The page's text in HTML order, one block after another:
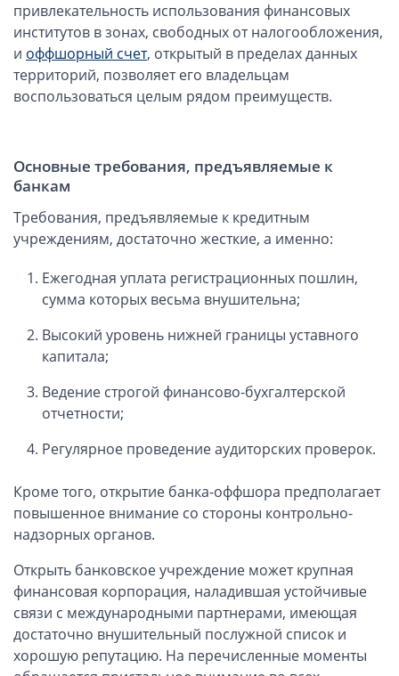
Оффшорные компании
Оффшоры в Белизе
Оффшоры на БВО (BVI)
Финансовая отчетность
Ликвидация зарубежных компаний
Открытие счёта
Открытие счета в платежной системе
Мерчант аккаунт
VAT номер (НДС)
Дополнительные услуги
Правовые услуги
Информация, статьи
Классификация оффшорных зон
Оффшорные банки
привлекательность использования финансовых
институтов в зонах, свободных от налогообложения,
и оффшорный счет, открытый в пределах данных
территорий, позволяет его владельцам
воспользоваться целым рядом преимуществ.
Основные требования, предъявляемые к
банкам
Требования, предъявляемые к кредитным
учреждениям, достаточно жесткие, а именно:
Ежегодная уплата регистрационных пошлин,
сумма которых весьма внушительна;
Высокий уровень нижней границы уставного
капитала;
Ведение строгой финансово-бухгалтерской
отчетности;
Регулярное проведение аудиторских проверок.
Кроме того, открытие банка-оффшора предполагает
повышенное внимание со стороны контрольно-
надзорных органов.
Открыть банковское учреждение может крупная
финансовая корпорация, наладившая устойчивые
связи с международными партнерами, имеющая
достаточно внушительный послужной список и
хорошую репутацию. На перечисленные моменты